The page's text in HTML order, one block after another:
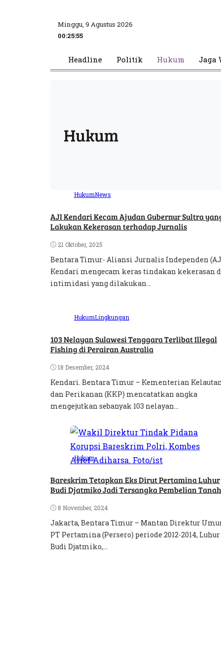
Minggu, 9 Agustus 2026
00:25:55
Headline Politik Hukum Jaga
Hukum
HukumNews
AJI Kendari Kecam Ajudan Gubernur Sultra
Lakukan Kekerasan terhadap Jurnalis
21 Oktober, 2025
Bentara Timur- Aliansi Jurnalis Independen
Kendari mengecam keras tindakan kekerasan
intimidasi yang dilakukan...
HukumLingkungan
103 Nelayan Sulawesi Tenggara Terlibat Illegal
Fishing di Perairan Australia
18 Desember, 2024
Kendari. Bentara Timur – Kementerian
dan Perikanan (KKP) mencatatkan angka
mengejutkan sebanyak 103 nelayan...
Hukum
Bareskrim Tetapkan Eks Dirut Pertamina Luhur
Budi Djatmiko Jadi Tersangka Pembelian Tanah
8 November, 2024
Jakarta, Bentara Timur – Mantan Direktur
PT Pertamina (Persero) periode 2012-2014, Luhur
Budi Djatmiko,...